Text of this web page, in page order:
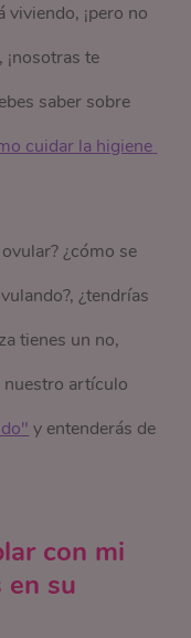
¡pero no
te
saber sobre
cuidar la higiene
¿cómo se
¿tendrías
tienes un no,
nuestro artículo
y entenderás de
con mi
en su